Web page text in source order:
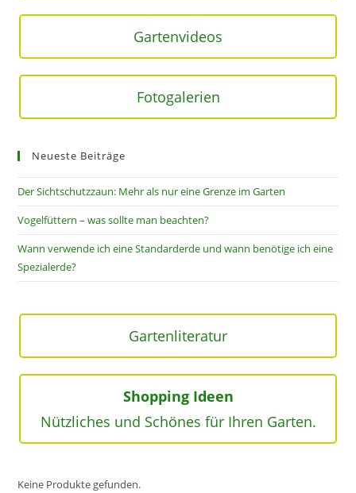
Gartenvideos
Fotogalerien
Neueste Beiträge
Der Sichtschutzzaun: Mehr als nur eine Grenze im Garten
Vogelfüttern – was sollte man beachten?
Wann verwende ich eine Standarderde und wann benötige ich eine
Spezialerde?
Gartenliteratur
Shopping Ideen
Nützliches und Schönes für Ihren Garten.
Keine Produkte gefunden.